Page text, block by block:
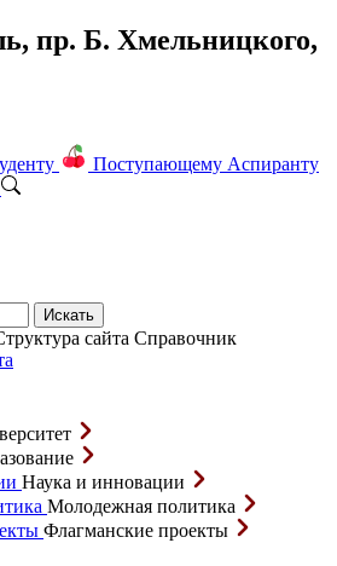
пр. Б. Хмельницкого,
Поступающему Аспиранту
Искать
сайта Справочник
Наука и инновации
Молодежная политика
Флагманские проекты